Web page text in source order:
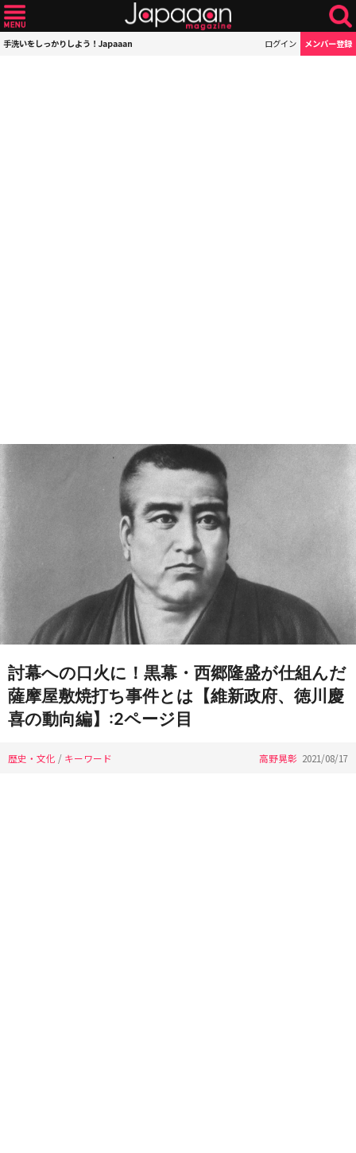
手洗いをしっかりしよう！Japaaan ログイン メンバー登録
討幕への口火に！黒幕・西郷隆盛が仕組んだ
薩摩屋敷焼打ち事件とは【維新政府、徳川慶
喜の動向編】:2ページ目
歴史・文化 / キーワード 高野晃彰 2021/08/17